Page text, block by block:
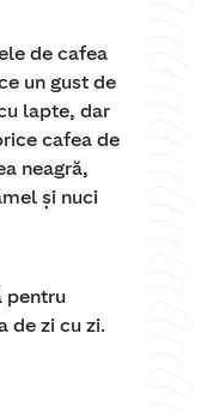
de cafea
un gust de
lapte, dar
cafea de
neagră,
și nuci
pentru
de zi cu zi.